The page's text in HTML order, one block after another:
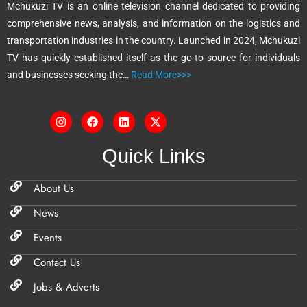
i
v
e
:
Mchukuzi TV is an online television channel dedicated to providing
comprehensive news, analysis, and information on the logistics and
transportation industries in the country. Launched in 2024, Mchukuzi
TV has quickly established itself as the go-to source for individuals
and businesses seeking the… Read More>>>
Quick Links
About Us
News
Events
Contact Us
Jobs & Adverts